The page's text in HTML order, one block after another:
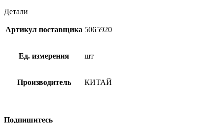
Детали
Артикул поставщика 5065920
Ед. измерения шт
Производитель КИТАЙ
Подпишитесь